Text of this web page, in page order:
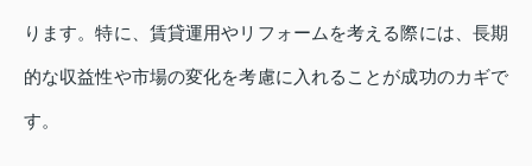
ります。特に、賃貸運用やリフォームを考える際には、長期
的な収益性や市場の変化を考慮に入れることが成功のカギで
す。